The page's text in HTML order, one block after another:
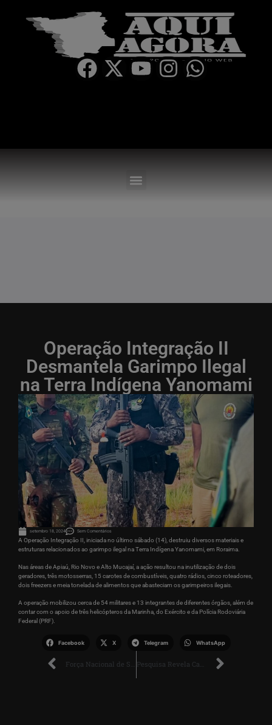
Operação Integração II
Desmantela Garimpo Ilegal
na Terra Indígena Yanomami
setembro 18, 2024 Sem Comentários
A Operação Integração II, iniciada no último sábado (14), destruiu diversos materiais e
estruturas relacionados ao garimpo ilegal na Terra Indígena Yanomami, em Roraima.
Nas áreas de Apiaú, Rio Novo e Alto Mucajaí, a ação resultou na inutilização de dois
geradores, três motosserras, 15 carotes de combustíveis, quatro rádios, cinco roteadores,
dois freezers e meia tonelada de alimentos que abasteciam os garimpeiros ilegais.
A operação mobilizou cerca de 54 militares e 13 integrantes de diferentes órgãos, além de
contar com o apoio de três helicópteros da Marinha, do Exército e da Polícia Rodoviária
Federal (PRF).
Facebook X Telegram WhatsApp
Força Nacional de Segurança Pública Atuará no Combate a Incêndios Florestais em Roraima Pesquisa Revela Casos de Racismo nas Escolas e a Necessidade de Ações para Promover Acolhimento